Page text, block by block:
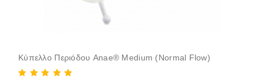
Κύπελλο Περιόδου Anae® Medium (Normal Flow)